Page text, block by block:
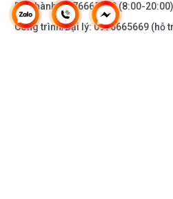
Bảo hành:0976665669(8:00-20:00)
Công trình/Đại lý:0976665669 (hỗ